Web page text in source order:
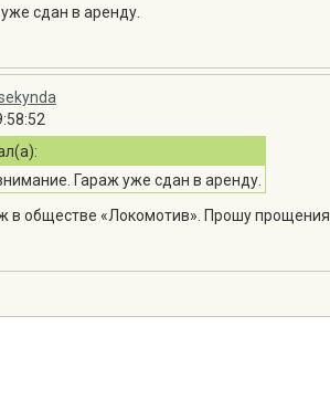
сдан в аренду.
Гараж уже сдан в аренду.
в обществе «Локомотив». Прошу прощения